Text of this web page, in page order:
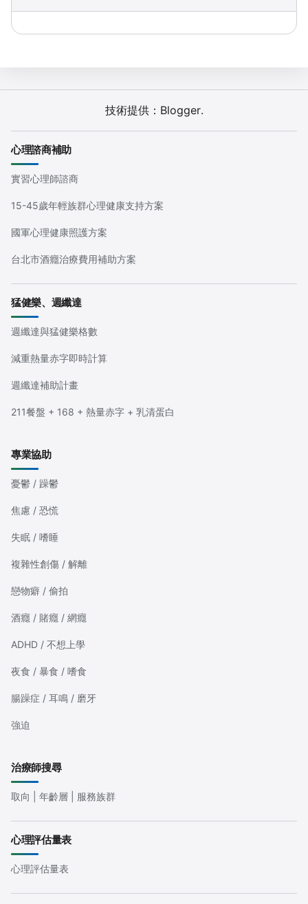
技術提供： Blogger.
心理諮商補助
實習心理師諮商
15-45歲年輕族群心理健康支持方案
國軍心理健康照護方案
台北市酒癮治療費用補助方案
猛健樂、週纖達
週纖達與猛健樂格數
減重熱量赤字即時計算
週纖達補助計畫
211餐盤 + 168 + 熱量赤字 + 乳清蛋白
專業協助
憂鬱 / 躁鬱
焦慮 / 恐慌
失眠 / 嗜睡
複雜性創傷 / 解離
戀物癖 / 偷拍
酒癮 / 賭癮 / 網癮
ADHD / 不想上學
夜食 / 暴食 / 嗜食
腸躁症 / 耳鳴 / 磨牙
強迫
治療師搜尋
取向 | 年齡層 | 服務族群
心理評估量表
心理評估量表